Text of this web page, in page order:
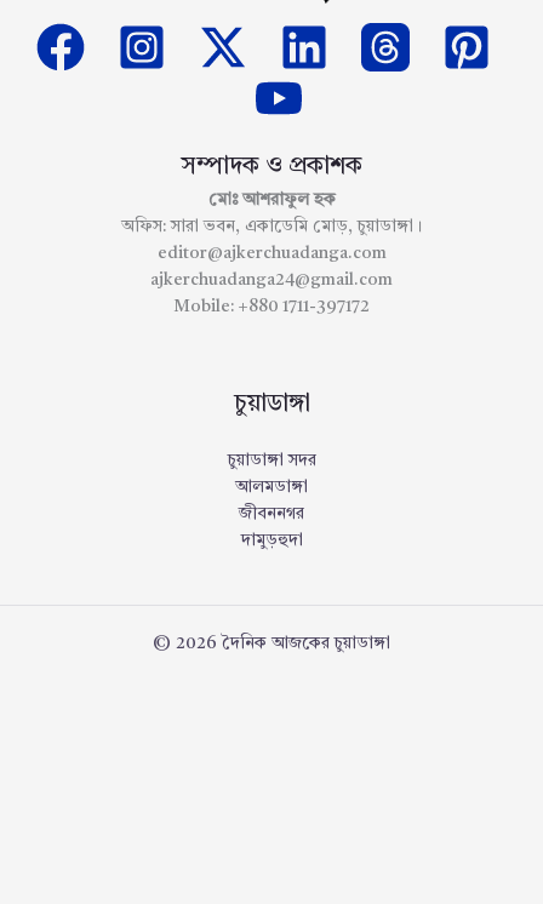
সম্পাদক ও প্রকাশক
মোঃ আশরাফুল হক
অফিস: সারা ভবন, একাডেমি মোড়, চুয়াডাঙ্গা।
editor@ajkerchuadanga.com
ajkerchuadanga24@gmail.com
Mobile: +880 1711-397172
চুয়াডাঙ্গা
চুয়াডাঙ্গা সদর
আলমডাঙ্গা
জীবননগর
দামুড়হুদা
© 2026 দৈনিক আজকের চুয়াডাঙ্গা